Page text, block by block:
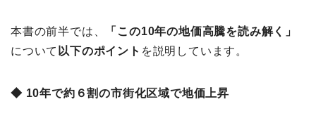
本書の前半では、
「この10年の地価高騰を読み解く」
について 以下のポイント を説明しています。
◆ 10年で約６割の市街化区域で地価上昇